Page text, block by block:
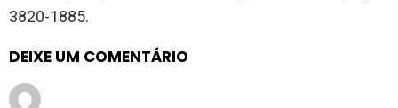
3820-1885.
DEIXE UM COMENTÁRIO